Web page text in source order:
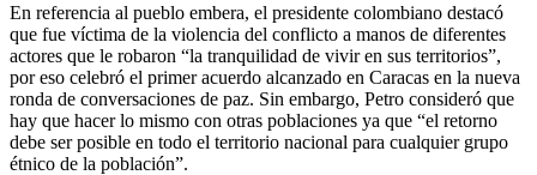
En referencia al pueblo embera, el presidente colombiano destacó
que fue víctima de la violencia del conflicto a manos de diferentes
actores que le robaron “la tranquilidad de vivir en sus territorios”,
por eso celebró el primer acuerdo alcanzado en Caracas en la nueva
ronda de conversaciones de paz. Sin embargo, Petro consideró que
hay que hacer lo mismo con otras poblaciones ya que “el retorno
debe ser posible en todo el territorio nacional para cualquier grupo
étnico de la población”.